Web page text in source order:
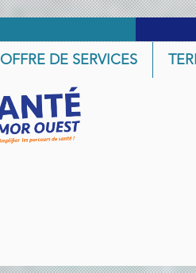
OFFRE DE SERVICES